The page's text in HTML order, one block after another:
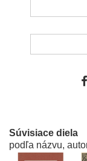
Súvisiace diela
podľa názvu,